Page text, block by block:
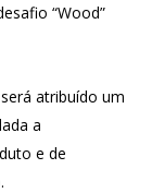
“Wood”
atribuído um
a
e de